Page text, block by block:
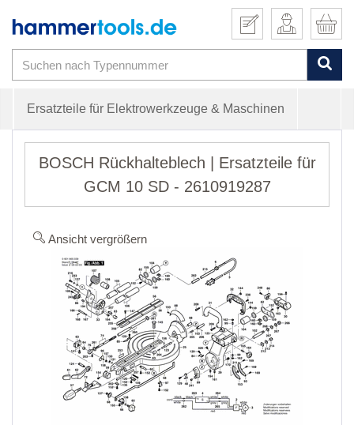
Ersatzteile für Elektrowerkzeuge & Maschinen
BOSCH Rückhalteblech | Ersatzteile für
GCM 10 SD - 2610919287
Ansicht vergrößern